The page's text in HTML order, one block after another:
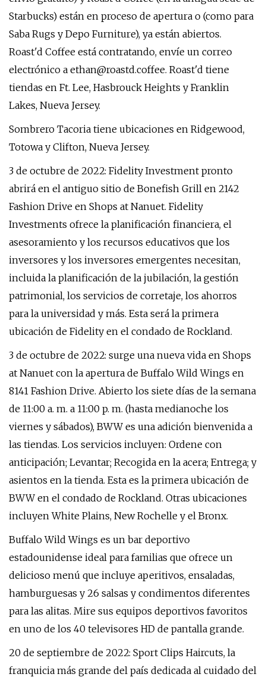
Starbucks) están en proceso de apertura o (como para
Saba Rugs y Depo Furniture), ya están abiertos.
Roast'd Coffee está contratando, envíe un correo
electrónico a ethan@roastd.coffee. Roast'd tiene
tiendas en Ft. Lee, Hasbrouck Heights y Franklin
Lakes, Nueva Jersey.
Sombrero Tacoria tiene ubicaciones en Ridgewood,
Totowa y Clifton, Nueva Jersey.
3 de octubre de 2022: Fidelity Investment pronto
abrirá en el antiguo sitio de Bonefish Grill en 2142
Fashion Drive en Shops at Nanuet. Fidelity
Investments ofrece la planificación financiera, el
asesoramiento y los recursos educativos que los
inversores y los inversores emergentes necesitan,
incluida la planificación de la jubilación, la gestión
patrimonial, los servicios de corretaje, los ahorros
para la universidad y más. Esta será la primera
ubicación de Fidelity en el condado de Rockland.
3 de octubre de 2022: surge una nueva vida en Shops
at Nanuet con la apertura de Buffalo Wild Wings en
8141 Fashion Drive. Abierto los siete días de la semana
de 11:00 a. m. a 11:00 p. m. (hasta medianoche los
viernes y sábados), BWW es una adición bienvenida a
las tiendas. Los servicios incluyen: Ordene con
anticipación; Levantar; Recogida en la acera; Entrega; y
asientos en la tienda. Esta es la primera ubicación de
BWW en el condado de Rockland. Otras ubicaciones
incluyen White Plains, New Rochelle y el Bronx.
Buffalo Wild Wings es un bar deportivo
estadounidense ideal para familias que ofrece un
delicioso menú que incluye aperitivos, ensaladas,
hamburguesas y 26 salsas y condimentos diferentes
para las alitas. Mire sus equipos deportivos favoritos
en uno de los 40 televisores HD de pantalla grande.
20 de septiembre de 2022: Sport Clips Haircuts, la
franquicia más grande del país dedicada al cuidado del